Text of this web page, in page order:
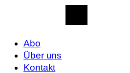
Abo
Über uns
Kontakt